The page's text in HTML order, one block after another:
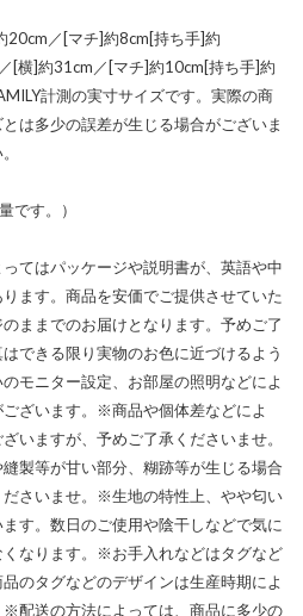
20cm／[マチ]約8cm[持ち手]約
[横]約31cm／[マチ]約10cm[持ち手]約
計測の実寸サイズです。実際の商
は多少の誤差が生じる場合がございま
です。）
てはパッケージや説明書が、英語や中
ます。商品を安価でご提供させていた
ままでのお届けとなります。予めご了
できる限り実物のお色に近づけるよう
モニター設定、お部屋の照明などによ
ざいます。※商品や個体差などによ
いますが、予めご了承くださいませ。
製等が甘い部分、糊跡等が生じる場合
さいませ。※生地の特性上、やや匂い
す。数日のご使用や陰干しなどで気に
なります。※お手入れなどはタグなど
のタグなどのデザインは生産時期によ
配送の方法によっては、商品に多少の